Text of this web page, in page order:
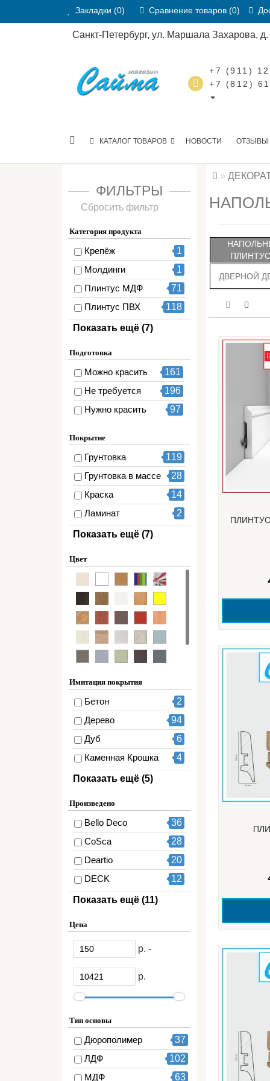
Закладки (0) Сравнение товаров (0)
Санкт-Петербург, ул. Маршала Захарова,
+7 (911)
+7 (812)
КАТАЛОГ ТОВАРОВ НОВОСТИ ОТЗЫВЫ
ФИЛЬТРЫ
Сбросить фильтр
Категория продукта
Крепёж
1
Молдинги
1
Плинтус МДФ
71
Плинтус ПВХ
118
Плинтус
Плинтус под
окраску
192
Плинтусы
72
Плинтусы гибкие
12
перфом
Профиль
2
Профиль под
окраску
1
Показать ещё (7)
Подготовка
Можно красить
161
Не требуется
196
Нужно красить
97
Покрытие
Грунтовка
119
Грунтовка в массе
28
Краска
14
Ламинат
2
Ламинирование
ПВХ / Экошпон
2
Полистирол
Целлюлозная
плёнка
Показать ещё (7)
Цвет
Имитация покрытия
Бетон
2
Дерево
94
Дуб
6
Каменная Крошка
4
Клён
Однотонный
1
Эмаль
3
Ясень
3
Показать ещё (5)
Произведено
Bello Deco
36
CoSca
28
Deartio
20
DECK
12
Decomaster
Orac
57
Quick-Step
Tarkett
111
Аэлита
2
Де-Багет
14
Европласт
60
Показать ещё (11)
Цена
р. -
р.
Тип основы
Дюрополимер
37
ЛДФ
102
МДФ
63
ДВЕРНОЙ
ПЛИНТУС